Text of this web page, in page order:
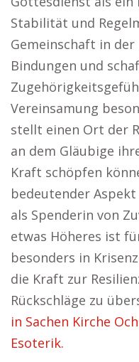
Stabilität und
Gemeinschaft in
Bindungen und
Vereinsamung
stellt einen Ort der
an dem Gläubige
Kraft schöpfen
bedeutender
als Spenderin von
etwas Höheres ist
besonders in
die Kraft zur
Rückschläge zu
in Sachen Kirche
Esoterik.